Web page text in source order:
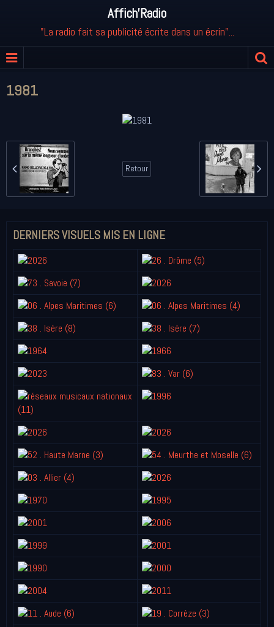
Affich'Radio
"La radio fait sa publicité écrite dans un écrin"...
1981
Retour
DERNIERS VISUELS MIS EN LIGNE